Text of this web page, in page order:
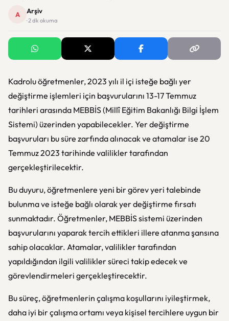
A Arşiv
· 2 dk okuma
Kadrolu öğretmenler, 2023 yılı il içi isteğe bağlı yer
değiştirme işlemleri için başvurularını 13-17 Temmuz
tarihleri arasında MEBBİS (Millî Eğitim Bakanlığı Bilgi İşlem
Sistemi) üzerinden yapabilecekler. Yer değiştirme
başvuruları bu süre zarfında alınacak ve atamalar ise 20
Temmuz 2023 tarihinde valilikler tarafından
gerçekleştirilecektir.
Bu duyuru, öğretmenlere yeni bir görev yeri talebinde
bulunma ve isteğe bağlı olarak yer değiştirme fırsatı
sunmaktadır. Öğretmenler, MEBBİS sistemi üzerinden
başvurularını yaparak tercih ettikleri illere atanma şansına
sahip olacaklar. Atamalar, valilikler tarafından
yapıldığından ilgili valilikler süreci takip edecek ve
görevlendirmeleri gerçekleştirecektir.
Bu süreç, öğretmenlerin çalışma koşullarını iyileştirmek,
daha iyi bir çalışma ortamı veya kişisel tercihlere uygun bir